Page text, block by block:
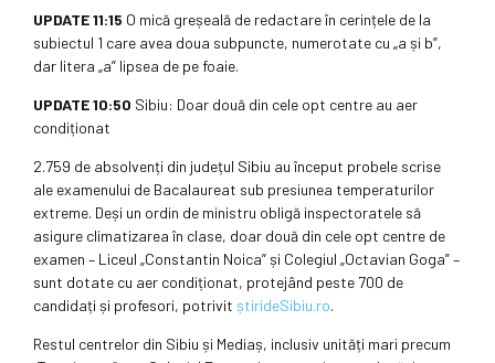
UPDATE 11:15 O mică greșeală de redactare în cerințele de la
subiectul 1 care avea doua subpuncte, numerotate cu „a și b”,
dar litera „a” lipsea de pe foaie.
UPDATE 10:50 Sibiu: Doar două din cele opt centre au aer
condiționat
2.759 de absolvenți din județul Sibiu au început probele scrise
ale examenului de Bacalaureat sub presiunea temperaturilor
extreme. Deși un ordin de ministru obligă inspectoratele să
asigure climatizarea în clase, doar două din cele opt centre de
examen – Liceul „Constantin Noica” și Colegiul „Octavian Goga” –
sunt dotate cu aer condiționat, protejând peste 700 de
candidați și profesori, potrivit știrideSibiu.ro.
Restul centrelor din Sibiu și Mediaș, inclusiv unități mari precum